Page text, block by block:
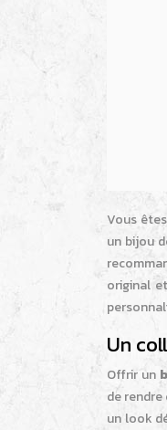
Vous
un bijou
original
Un
Offrir un
de
un look